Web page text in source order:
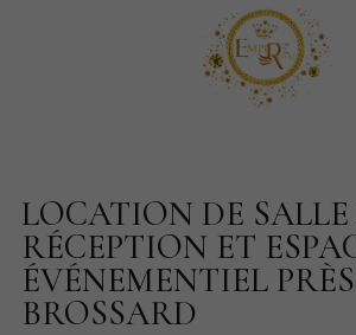
LOCATION DE SALLE
RÉCEPTION ET
ÉVÉNEMENTIEL
BROSSARD